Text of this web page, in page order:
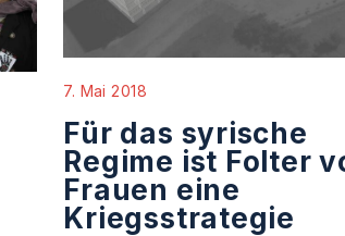
7. Mai 2018
Für das syrische
Regime ist Folter
Frauen eine
Kriegsstrategie